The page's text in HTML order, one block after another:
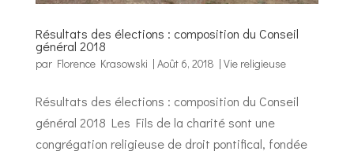
Résultats des élections : composition du Conseil
général 2018
par Florence Krasowski | Août 6, 2018 | Vie religieuse
Résultats des élections : composition du Conseil
général 2018 Les Fils de la charité sont une
congrégation religieuse de droit pontifical, fondée